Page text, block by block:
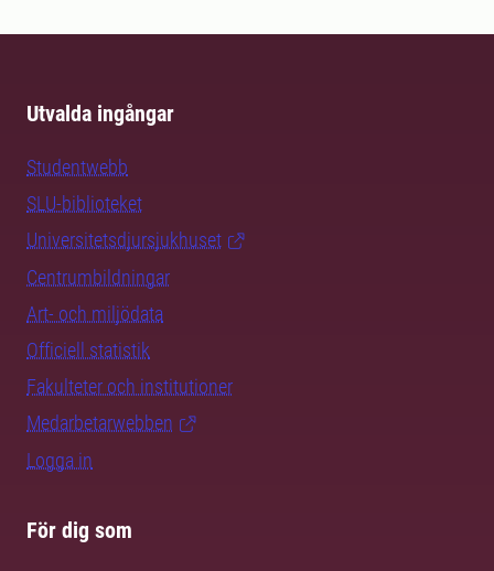
Utvalda ingångar
Studentwebb
SLU-biblioteket
Universitetsdjursjukhuset
Centrumbildningar
Art- och miljödata
Officiell statistik
Fakulteter och institutioner
Medarbetarwebben
Logga in
För dig som